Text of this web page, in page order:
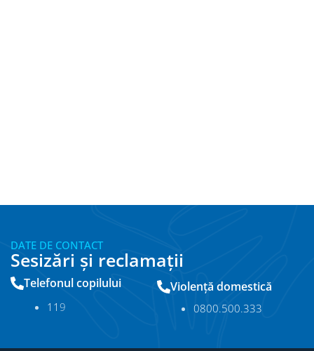
DATE DE CONTACT
Sesizări și reclamații
Telefonul copilului
11 9
Violență domestică
0800.500.333